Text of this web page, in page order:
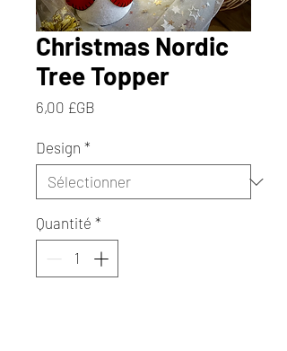
Christmas Nordic
Tree Topper
6,00 £GB
Design *
Quantité *